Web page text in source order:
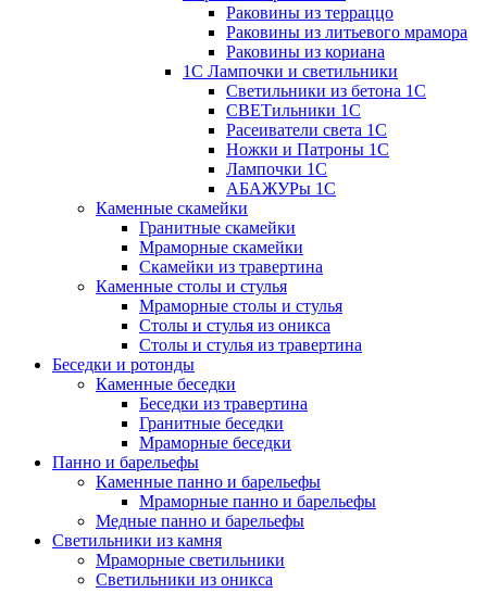
Раковины из терраццо
Раковины из литьевого мрамора
Раковины из кориана
1С Лампочки и светильники
Светильники из бетона 1С
СВЕТильники 1С
Расеиватели света 1С
Ножки и Патроны 1С
Лампочки 1С
АБАЖУРы 1С
Каменные скамейки
Гранитные скамейки
Мраморные скамейки
Скамейки из травертина
Каменные столы и стулья
Мраморные столы и стулья
Столы и стулья из оникса
Столы и стулья из травертина
Беседки и ротонды
Каменные беседки
Беседки из травертина
Гранитные беседки
Мраморные беседки
Панно и барельефы
Каменные панно и барельефы
Мраморные панно и барельефы
Медные панно и барельефы
Светильники из камня
Мраморные светильники
Светильники из оникса